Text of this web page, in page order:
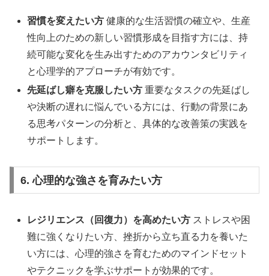
習慣を変えたい方 健康的な生活習慣の確立や、生産
性向上のための新しい習慣形成を目指す方には、持
続可能な変化を生み出すためのアカウンタビリティ
と心理学的アプローチが有効です。
先延ばし癖を克服したい方 重要なタスクの先延ばし
や決断の遅れに悩んでいる方には、行動の背景にあ
る思考パターンの分析と、具体的な改善策の実践を
サポートします。
6. 心理的な強さを育みたい方
レジリエンス（回復力）を高めたい方 ストレスや困
難に強くなりたい方、挫折から立ち直る力を養いた
い方には、心理的強さを育むためのマインドセット
やテクニックを学ぶサポートが効果的です。